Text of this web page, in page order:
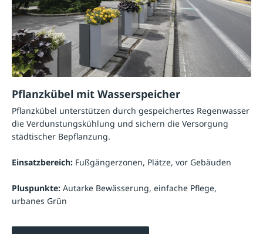
Pflanzkübel mit Wasserspeicher
Pflanzkübel unterstützen durch gespeichertes Regenwasser
die Verdunstungskühlung und sichern die Versorgung
städtischer Bepflanzung.
Einsatzbereich: Fußgängerzonen, Plätze, vor Gebäuden
Pluspunkte: Autarke Bewässerung, einfache Pflege,
urbanes Grün